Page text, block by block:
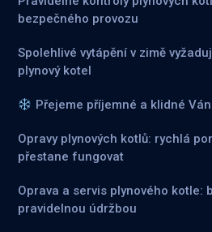
bezpečného provozu
Spolehlivé vytápění v zimě
plynový kotel
Přejeme příjemné a klidné
Opravy plynových kotlů: rychlá
přestane fungovat
Oprava a servis plynového kotle:
pravidelnou údržbou